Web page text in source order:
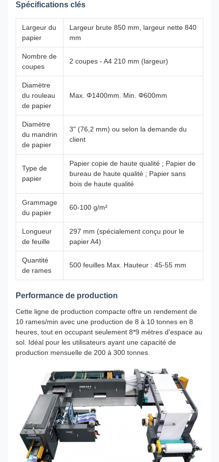
Spécifications clés
Largeur du
papier
Largeur brute 850 mm, largeur nette 840
mm
Nombre de
coupes
2 coupes - A4 210 mm (largeur)
Diamètre
du rouleau
de papier
Max. Φ1400mm. Min. Φ600mm
Diamètre
du mandrin
de papier
3" (76,2 mm) ou selon la demande du
client
Type de
papier
Papier copie de haute qualité ; Papier de
bureau de haute qualité ; Papier sans
bois de haute qualité
Grammage
du papier
60-100 g/m²
Longueur
de feuille
297 mm (spécialement conçu pour le
papier A4)
Quantité
de rames
500 feuilles Max. Hauteur : 45-55 mm
Performance de production
Cette ligne de production compacte offre un rendement de
10 rames/min avec une production de 8 à 10 tonnes en 8
heures, tout en occupant seulement 8*9 mètres d'espace au
sol. Idéal pour les utilisateurs ayant une capacité de
production mensuelle de 200 à 300 tonnes.